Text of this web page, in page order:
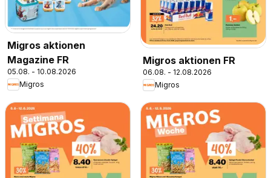
Migros aktionen
Magazine FR
05.08. - 10.08.2026
Migros
Migros aktionen FR
06.08. - 12.08.2026
Migros